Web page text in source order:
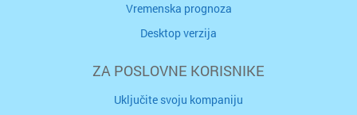
Vremenska prognoza
Desktop verzija
ZA POSLOVNE KORISNIKE
Uključite svoju kompaniju